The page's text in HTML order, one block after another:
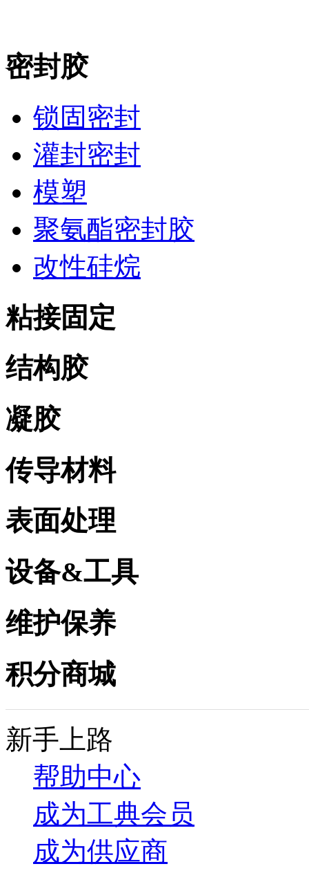
密封胶
锁固密封
灌封密封
模塑
聚氨酯密封胶
改性硅烷
粘接固定
结构胶
凝胶
传导材料
表面处理
设备&工具
维护保养
积分商城
新手上路
帮助中心
成为工典会员
成为供应商